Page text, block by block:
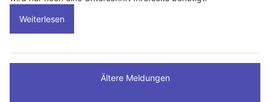
Weiterlesen
Ältere Meldungen